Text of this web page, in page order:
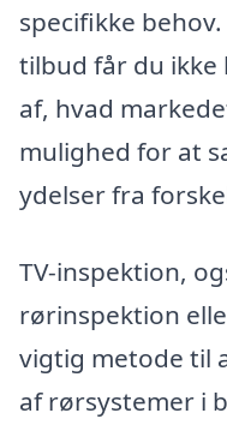
specifikke
tilbud får du ikke
af, hvad
mulighed for at
ydelser fra
TV-inspektion,
rørinspektion
vigtig metode til
af rørsystemer i